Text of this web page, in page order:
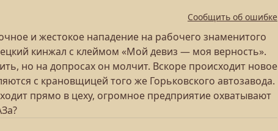
Сообщить об ошибке
и жестокое нападение на рабочего знаменитого
кинжал с клеймом «Мой девиз — моя верность».
но на допросах он молчит. Вскоре происходит новое
с крановщицей того же Горьковского автозавода.
прямо в цеху, огромное предприятие охватывают